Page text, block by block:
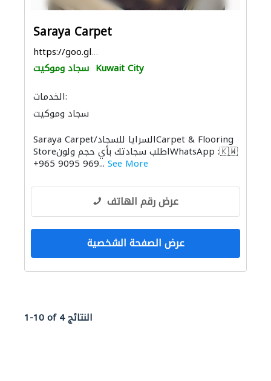
Saraya Carpet
https://goo.gl/maps/HLXQScc3vW9WL9WR7
سجاد وموكيت Kuwait City
الخدمات:
سجاد وموكيت
Saraya Carpet/السرايا للسجادCarpet & Flooring
Storeاطلب سجادتك بأي حجم ولونWhatsApp :🇰🇼
+965 9095 969... See More
عرض رقم الهاتف
عرض الصفحة الشخصية
1-10 of 4 النتائج